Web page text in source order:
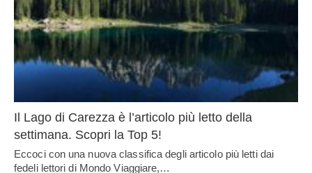
Il Lago di Carezza è l’articolo più letto della
settimana. Scopri la Top 5!
Eccoci con una nuova classifica degli articolo più letti dai
fedeli lettori di Mondo Viaggiare,…